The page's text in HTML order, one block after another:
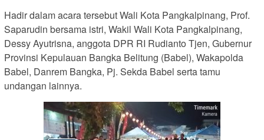
Hadir dalam acara tersebut Wali Kota Pangkalpinang, Prof.
Saparudin bersama istri, Wakil Wali Kota Pangkalpinang,
Dessy Ayutrisna, anggota DPR RI Rudianto Tjen, Gubernur
Provinsi Kepulauan Bangka Belitung (Babel), Wakapolda
Babel, Danrem Bangka, Pj. Sekda Babel serta tamu
undangan lainnya.